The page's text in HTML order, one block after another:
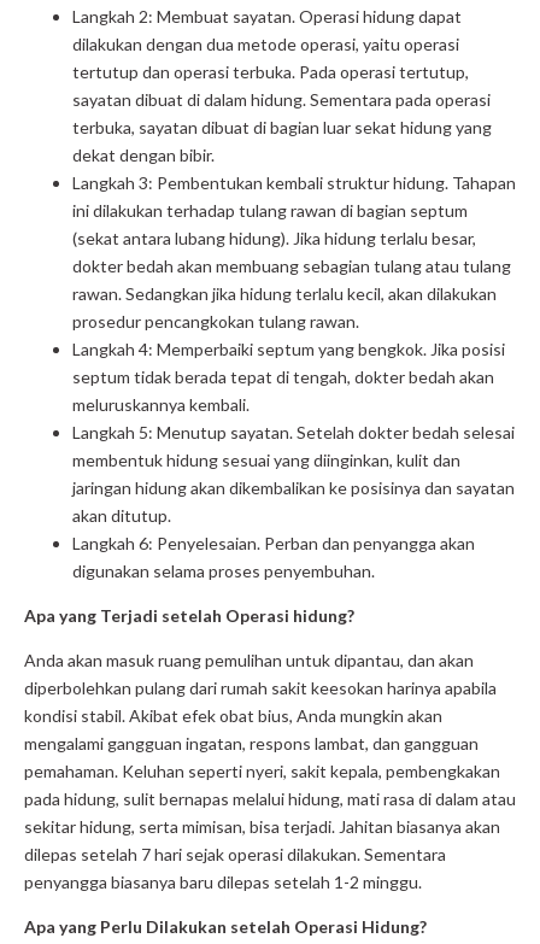
Langkah 2: Membuat sayatan. Operasi hidung dapat
dilakukan dengan dua metode operasi, yaitu operasi
tertutup dan operasi terbuka. Pada operasi tertutup,
sayatan dibuat di dalam hidung. Sementara pada operasi
terbuka, sayatan dibuat di bagian luar sekat hidung yang
dekat dengan bibir.
Langkah 3: Pembentukan kembali struktur hidung. Tahapan
ini dilakukan terhadap tulang rawan di bagian septum
(sekat antara lubang hidung). Jika hidung terlalu besar,
dokter bedah akan membuang sebagian tulang atau tulang
rawan. Sedangkan jika hidung terlalu kecil, akan dilakukan
prosedur pencangkokan tulang rawan.
Langkah 4: Memperbaiki septum yang bengkok. Jika posisi
septum tidak berada tepat di tengah, dokter bedah akan
meluruskannya kembali.
Langkah 5: Menutup sayatan. Setelah dokter bedah selesai
membentuk hidung sesuai yang diinginkan, kulit dan
jaringan hidung akan dikembalikan ke posisinya dan sayatan
akan ditutup.
Langkah 6: Penyelesaian. Perban dan penyangga akan
digunakan selama proses penyembuhan.
Apa yang Terjadi setelah Operasi hidung?
Anda akan masuk ruang pemulihan untuk dipantau, dan akan
diperbolehkan pulang dari rumah sakit keesokan harinya apabila
kondisi stabil. Akibat efek obat bius, Anda mungkin akan
mengalami gangguan ingatan, respons lambat, dan gangguan
pemahaman. Keluhan seperti nyeri, sakit kepala, pembengkakan
pada hidung, sulit bernapas melalui hidung, mati rasa di dalam atau
sekitar hidung, serta mimisan, bisa terjadi. Jahitan biasanya akan
dilepas setelah 7 hari sejak operasi dilakukan. Sementara
penyangga biasanya baru dilepas setelah 1-2 minggu.
Apa yang Perlu Dilakukan setelah Operasi Hidung?